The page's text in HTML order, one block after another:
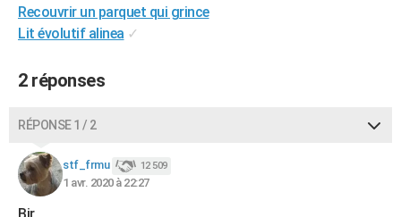
GUIDES D'ACHAT
CARTE DE VOEUX
Carte de Noël
Carte Bonne année
Carte Saint-Valentin
Carte Pâques
Carte d'anniversaire
DICTIONNAIRE
Dictionnaire
Biographies
Citations
Expressions
Proverbes
PROGRAMME TV
Recouvrir un parquet qui grince
Lit évolutif alinea ✓
2 réponses
RÉPONSE 1 / 2
stf_frmu 12 509
1 avr. 2020 à 22:27